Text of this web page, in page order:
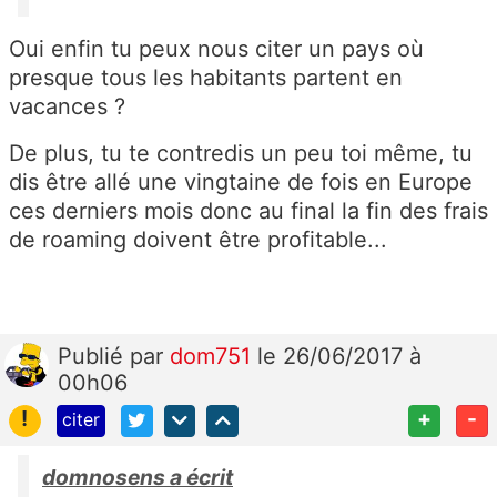
Oui enfin tu peux nous citer un pays où
presque tous les habitants partent en
vacances ?
De plus, tu te contredis un peu toi même, tu
dis être allé une vingtaine de fois en Europe
ces derniers mois donc au final la fin des frais
de roaming doivent être profitable...
Publié par dom751 le 26/06/2017 à
00h06
!
citer + -
domnosens a écrit